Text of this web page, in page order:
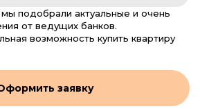
подобрали актуальные и очень
от ведущих банков.
возможность купить квартиру
заявку